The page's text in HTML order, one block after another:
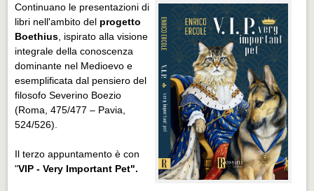
Continuano le presentazioni di
libri nell'ambito del progetto
Boethius , ispirato alla visione
integrale della conoscenza
dominante nel Medioevo e
esemplificata dal pensiero del
filosofo Severino Boezio
(Roma, 475/477 – Pavia,
524/526).
Il terzo appuntamento è con
"VIP - Very Important Pet".